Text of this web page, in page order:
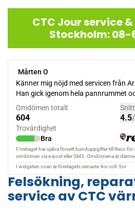
CTC Jour service
Stockholm: 08-
Felsökning,
service av CTC